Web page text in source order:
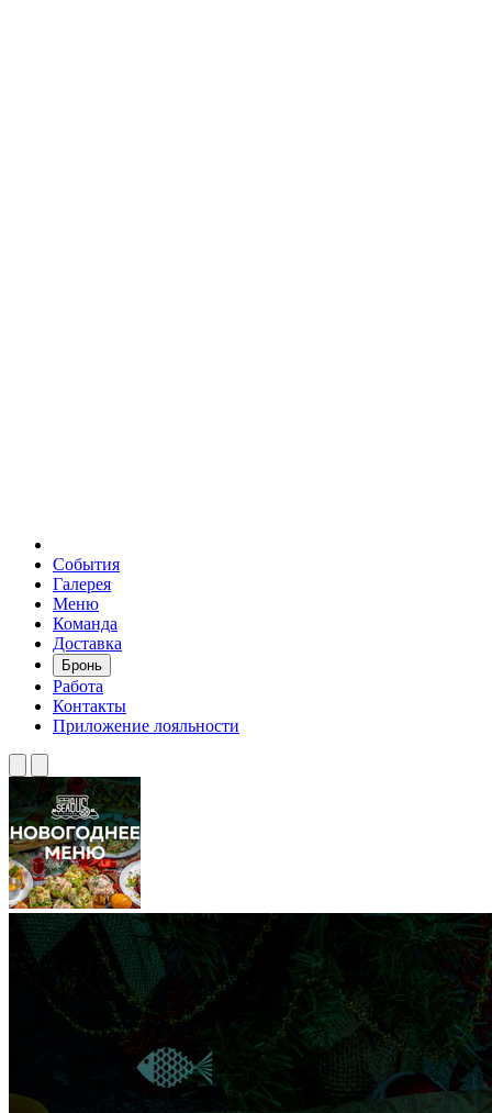
События
Галерея
Меню
Команда
Доставка
Бронь
Работа
Контакты
Приложение лояльности